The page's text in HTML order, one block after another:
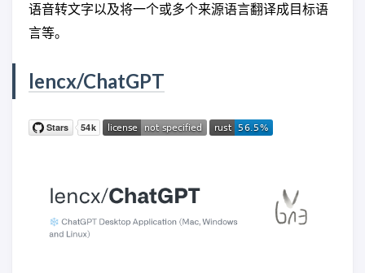
语音转文字以及将一个或多个来源语言翻译成目标语
言等。
lencx/ChatGPT